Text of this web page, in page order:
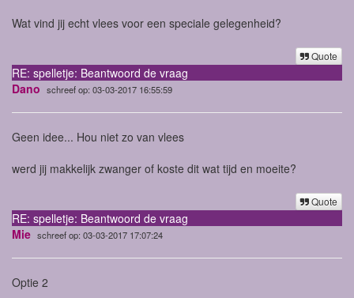
Wat vind jij echt vlees voor een speciale gelegenheid?
Quote
RE: spelletje: Beantwoord de vraag
Dano schreef op: 03-03-2017 16:55:59
Geen idee... Hou niet zo van vlees
werd jij makkelijk zwanger of koste dit wat tijd en moeite?
Quote
RE: spelletje: Beantwoord de vraag
Mie schreef op: 03-03-2017 17:07:24
Optie 2